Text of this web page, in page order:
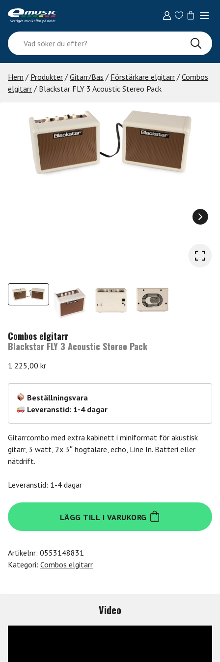
content
Vad
söker
du
efter?
Hem / Produkter / Gitarr/Bas / Förstärkare elgitarr / Combos
elgitarr / Blackstar FLY 3 Acoustic Stereo Pack
Combos elgitarr
Blackstar FLY 3 Acoustic Stereo Pack
1 225,00 kr
Beställningsvara
Leveranstid: 1-4 dagar
Gitarrcombo med extra kabinett i miniformat för akustisk
gitarr, 3 watt, 2x 3″ högtalare, echo, Line In. Batteri eller
nätdrift.
Leveranstid: 1-4 dagar
Blackstar
FLY
Stereo
Pack
LÄGG TILL I VARUKORG
Artikelnr: 0553148831
Kategori: Combos elgitarr
Video